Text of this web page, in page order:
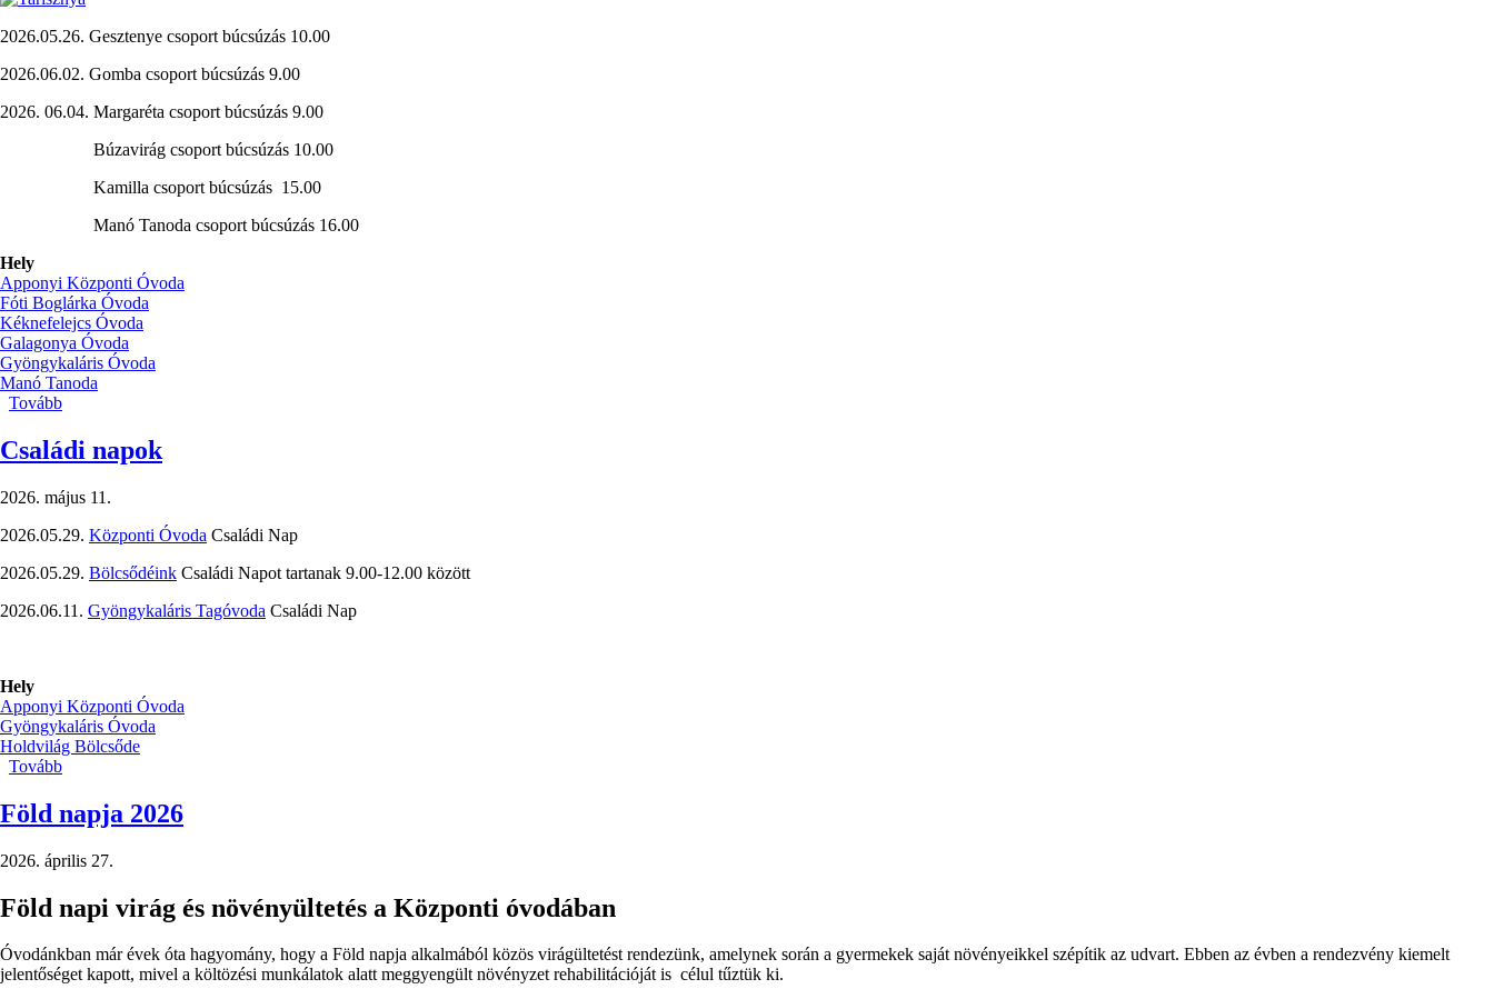
2026.05.26. Gesztenye csoport búcsúzás 10.00
2026.06.02. Gomba csoport búcsúzás 9.00
2026. 06.04. Margaréta csoport búcsúzás 9.00
Búzavirág csoport búcsúzás 10.00
Kamilla csoport búcsúzás 15.00
Manó Tanoda csoport búcsúzás 16.00
Hely
Apponyi Központi Óvoda
Fóti Boglárka Óvoda
Kéknefelejcs Óvoda
Galagonya Óvoda
Gyöngykaláris Óvoda
Manó Tanoda
Tovább
Családi napok
2026. május 11.
2026.05.29. Központi Óvoda Családi Nap
2026.05.29. Bölcsődéink Családi Napot tartanak 9.00-12.00 között
2026.06.11. Gyöngykaláris Tagóvoda Családi Nap
Hely
Apponyi Központi Óvoda
Gyöngykaláris Óvoda
Holdvilág Bölcsőde
Tovább
Föld napja 2026
2026. április 27.
Föld napi virág és növényültetés a Központi óvodában
Óvodánkban már évek óta hagyomány, hogy a Föld napja alkalmából közös virágültetést rendezünk, amelynek során a gyermekek saját növényeikkel szépítik az udvart. Ebben az évben a rendezvény kiemelt
jelentőséget kapott, mivel a költözési munkálatok alatt meggyengült növényzet rehabilitációját is célul tűztük ki.